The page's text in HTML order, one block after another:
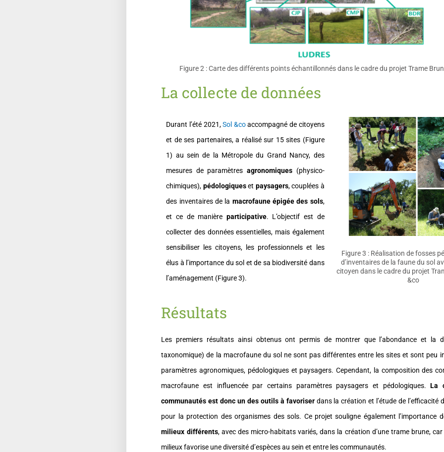
Figure 2 : Carte des différents points échantillonnés dans le cadre du projet Trame
La collecte de données
Durant l’été 2021,Sol &coaccompagné de citoyens
et de ses partenaires, a réalisé sur 15 sites (Figure
1) au sein de la Métropole du Grand Nancy, des
mesures de paramètres agronomiques(physico-
chimiques), pédologiqueset paysagers, couplées à
des inventaires de la macrofaune épigée des sols,
et ce de manière participative. L’objectif est de
collecter des données essentielles, mais également
sensibiliser les citoyens, les professionnels et les
élus à l’importance du sol et de sa biodiversité dans
l’aménagement (Figure 3).
Figure 3 : Réalisation de fosses
d’inventaires de la faune du sol
citoyen dans le cadre du projet
&co
Résultats
Les premiers résultats ainsi obtenus ont permis de montrer que l’abondance et la
taxonomique) de la macrofaune du sol ne sont pas différentes entre les sites et sont peu
paramètres agronomiques, pédologiques et paysagers. Cependant, la composition des
macrofaune est influencée par certains paramètres paysagers et pédologiques.La
communautés est donc un des outils à favoriserdans la création et l’étude de l’efficacité
pour la protection des organismes des sols. Ce projet souligne également l’importance
milieux différents, avec des micro-habitats variés, dans la création d’une trame brune,
milieux favorise une diversité d’espèces au sein et entre les communautés.